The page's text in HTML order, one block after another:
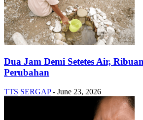
Dua Jam Demi Setetes Air,
Perubahan
TTS SERGAP - June 23, 2026